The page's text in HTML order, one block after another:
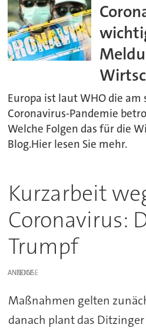
Europa ist laut WHO die
Coronavirus-Pandemie
Welche Folgen das für die
Blog.Hier lesen Sie mehr.
Kurzarbeit
Coronavirus:
Trumpf
ANZEIGE
Maßnahmen gelten
danach plant das